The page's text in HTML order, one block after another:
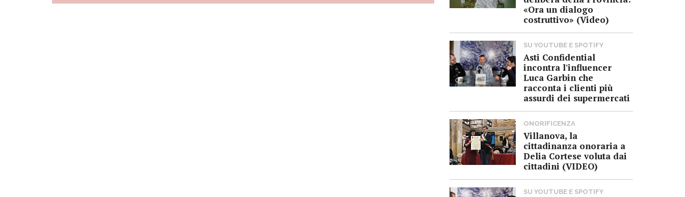
«Ora un dialogo
costruttivo» (Video)
SU YOUTUBE E SPOTIFY
Asti Confidential
incontra l'influencer
Luca Garbin che
racconta i clienti più
assurdi dei supermercati
ONORIFICENZA
Villanova, la
cittadinanza onoraria a
Delia Cortese voluta dai
cittadini (VIDEO)
SU YOUTUBE E SPOTIFY